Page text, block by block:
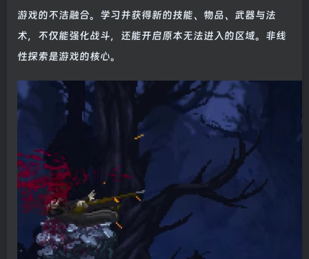
游戏的不洁融合。学习并获得新的技能、物品、武器与法
术，不仅能强化战斗，还能开启原本无法进入的区域。非线
性探索是游戏的核心。